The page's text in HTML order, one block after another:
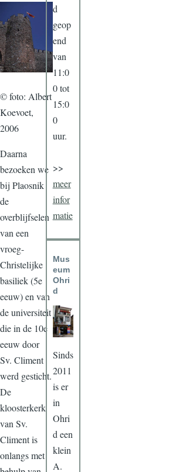
© foto: Albert
Koevoet,
2006
Daarna
bezoeken we
bij Plaosnik
de
overblijfselen
van een
vroeg-
Christelijke
basiliek (5e
eeuw) en van
de universiteit
die in de 10e
eeuw door
Sv. Climent
werd gesticht.
De
kloosterkerk
van Sv.
Climent is
onlangs met
d
geop
end
van
11:0
0 tot
15:0
0
uur.
>>
meer
infor
matie
Mus
eum
Ohri
d
Sinds
2011
is er
in
Ohri
d een
klein
A.